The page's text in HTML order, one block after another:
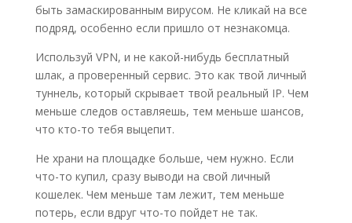
быть замаскированным вирусом. Не кликай на все
подряд, особенно если пришло от незнакомца.
Используй VPN, и не какой-нибудь бесплатный
шлак, а проверенный сервис. Это как твой личный
туннель, который скрывает твой реальный IP. Чем
меньше следов оставляешь, тем меньше шансов,
что кто-то тебя выцепит.
Не храни на площадке больше, чем нужно. Если
что-то купил, сразу выводи на свой личный
кошелек. Чем меньше там лежит, тем меньше
потерь, если вдруг что-то пойдет не так.